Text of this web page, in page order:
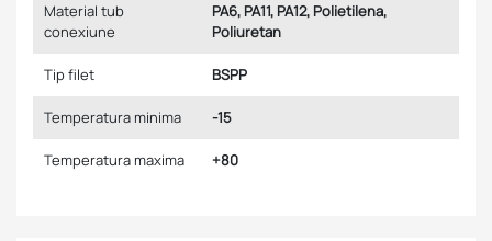
Material tub
conexiune
PA6, PA11, PA12, Polietilena,
Poliuretan
Tip filet BSPP
Temperatura minima -15
Temperatura maxima +80